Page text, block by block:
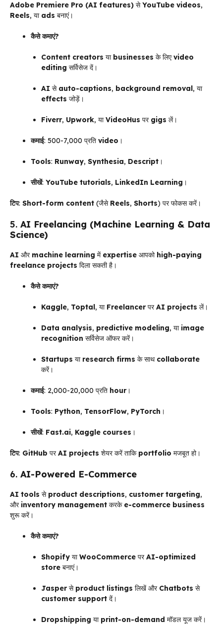
Adobe Premiere Pro (AI features) सेYouTube videos,
Reels, या ads बनाएं।
कैसे कमाएं?
Content creators या businesses के लिएvideo
editing सर्विसेज दें।
AI से auto-captions, background removal , या
effects जोड़ें।
Fiverr, Upwork, याVideoHus पर gigs लें।
कमाई: ₹500-₹7,000 प्रति video ।
Tools: Runway, Synthesia, Descript ।
सीखें: YouTube tutorials, LinkedIn Learning ।
टिप: Short-form content (जैसे Reels, Shorts) पर फोकस करें।
5. AI Freelancing (Machine Learning & Data
Science)
AI और machine learning में expertise आपको high-paying
freelance projects दिला सकती है।
कैसे कमाएं?
Kaggle, Toptal , या FreelancerपरAI projects लें।
Data analysis, predictive modeling, या image
recognition सर्विसेज ऑफर करें।
Startups या research firms के साथ collaborate
करें।
कमाई: ₹2,000-₹20,000 प्रति hour।
Tools: Python, TensorFlow, PyTorch ।
सीखें: Fast.ai, Kaggle courses ।
टिप: GitHub परAI projects शेयर करें ताकि portfolio मजबूत हो।
6. AI-Powered E-Commerce
AI tools से product descriptions, customer targeting,
और inventory management करके e-commerce business
शुरू करें।
कैसे कमाएं?
Shopify याWooCommerce परAI-optimized
store बनाएं।
Jasperसे product listings लिखें और Chatbots से
customer support दें।
Dropshipping या print-on-demand मॉडल यूज करें।